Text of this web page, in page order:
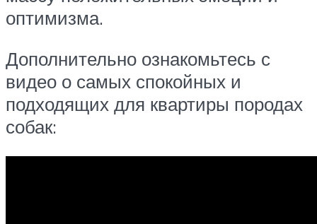
оптимизма.
Дополнительно ознакомьтесь с
видео о самых спокойных и
подходящих для квартиры породах
собак: